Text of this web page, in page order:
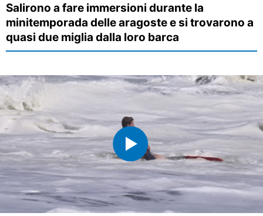
Salirono a fare immersioni durante la
minitemporada delle aragoste e si trovarono a
quasi due miglia dalla loro barca